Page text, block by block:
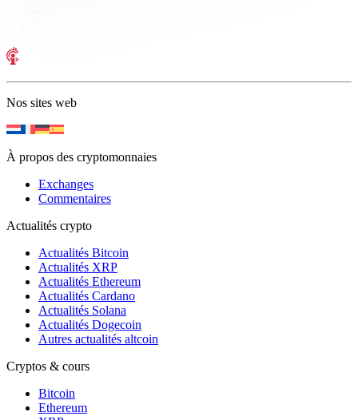
Nos sites web
À propos des cryptomonnaies
Exchanges
Commentaires
Actualités crypto
Actualités Bitcoin
Actualités XRP
Actualités Ethereum
Actualités Cardano
Actualités Solana
Actualités Dogecoin
Autres actualités altcoin
Cryptos & cours
Bitcoin
Ethereum